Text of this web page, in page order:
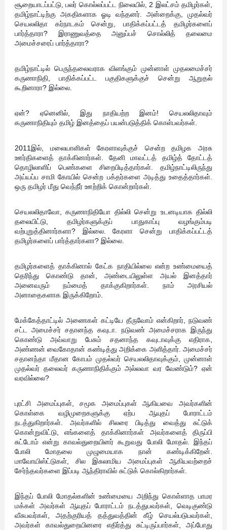
சூறையாடப்பட்டு, பலர் கொல்லப்பட்ட நிலையில், 2 இலட்சம் தமிழர்கள்,
தமிழ்நாட்டிற்கு அகதிகளாக ஓடி வந்தனர். அன்றைக்கு, முதல்வர்
செயலலிதா கர்நாடகம் சென்று, பாதிக்கப்பட்டத் தமிழர்களைப்
பார்த்தாரா? இராணுவத்தை அனுப்பச் சொல்லித் தலைமை
அமைச்சரைப் பார்த்தாரா?
தமிழ்நாட்டில் பெருந்தலைவராக விளங்கும் முன்னாள் முதலமைச்சர்
கருணாநிதி, பாதிக்கப்பட்ட பகுதிகளுக்குச் சென்று ஆறுதல்
கூறினாரா? இல்லை.
ஏன்? ஏனெனில், இது நாதியற்ற இனம்! செயலலிதாவும்
கருணாநிதியும் தமிழ் இனத்தைப் பயன்படுத்திக் கொள்பவர்கள்.
2011இல், மலையாளிகள் கேரளாவுக்குச் சென்ற தமிழக அரசு
ஊர்திகளைத் தாக்கினார்கள். தேனி மாவட்டத் தமிழ்த் தோட்டத்
தொழிலாளிப் பெண்களை சிறைபிடித்தார்கள். தமிழ்நாட்டிலிருந்து
அய்யப்ப சாமி கோயில் சென்ற பக்தர்களை அடித்து உதைத்தார்கள்.
ஒரு தமிழர் மீது வெந்நீர் ஊற்றிக் கொன்றார்கள்.
செயலலிதாவோ, கருணாநிதியோ தில்லி சென்று உடனடியாக தில்லி
தலையிட்டு, தமிழர்களுக்குப் பாதுகாப்பு வழங்கும்படி
வற்புறுத்தினார்களா? இல்லை. கேரளா சென்று பாதிக்கப்பட்டத்
தமிழர்களைப் பார்த்தார்களா? இல்லை.
தமிழர்களைத் தாக்கினால் கேட்க நாதியில்லை என்ற உண்மையைத்
தெரிந்து கொண்டு தான், அண்டையிலுள்ள அயல் இனத்தார்
அனைவரும் நம்மைத் தாக்குகிறார்கள். நாம் அரசியல்
அனாதைகளாக இருக்கிறோம்.
மேக்கேத்தாட்டில் அணைகள் கட்டியே தீருவோம் என்கிறார், நடுவண்
சட்ட அமைச்சர் சதானந்த கவுடா. நடுவண் அமைச்சராக இருந்து
கொண்டு அவ்வாறு பேசும் சதனாந்த கவுடாவுக்கு எதிராக,
அண்ணன் வைகோதான் கண்டித்து அறிக்கை அளித்தார். அமைச்சர்
சதானந்தா மீதான கோபம் முதல்வர் செயலலிதாவுக்கும், முன்னாள்
முதல்வர் தலைவர் கருணாநிதிக்கும் அல்லவா வர வேண்டும்? ஏன்
வரவில்லை?
புரட்சி அமைப்புகள், சமூக அமைப்புகள் ஆகியவை அவர்களின்
கொள்கை வழிமுறைகளுக்கு ஏற்ப ஆயுதப் போராட்டம்
நடத்துகிறார்கள். அவர்களில் சிலரை பிடித்து வைத்து சுட்டுக்
கொன்றுவிட்டு, எங்களைத் தாக்கினார்கள் அவர்களைத் திருப்பி
சுட்டோம் என்று காவல்துறையினர் கூறுவது போலி மோதல். இந்தப்
போலி மோதலை முழுமையாக நான் கண்டிக்கிறேன்.
மாவோயிஸ்ட்டுகள், சில இசுலாமிய அமைப்புகள் ஆகியவற்றைச்
சேர்ந்தவர்களை இப்படி ஆந்திராவில் சுட்டுக் கொல்கிறார்கள்.
இந்தப் போலி மோதல்களின் உண்மையை அறிந்து கொள்ளாத பாமர
மக்கள் அவர்கள் ஆயுதப் போராட்டம் நடத்துபவர்கள், வெடிகுண்டு
வீசுபவர்கள், அதற்குரியத் தத்துவத்தின் கீழ் செயல்படுபவர்கள்,
அவர்கள் காவல்துறையினரை எதிர்த்து சுட்டிருப்பார்கள், அப்போது